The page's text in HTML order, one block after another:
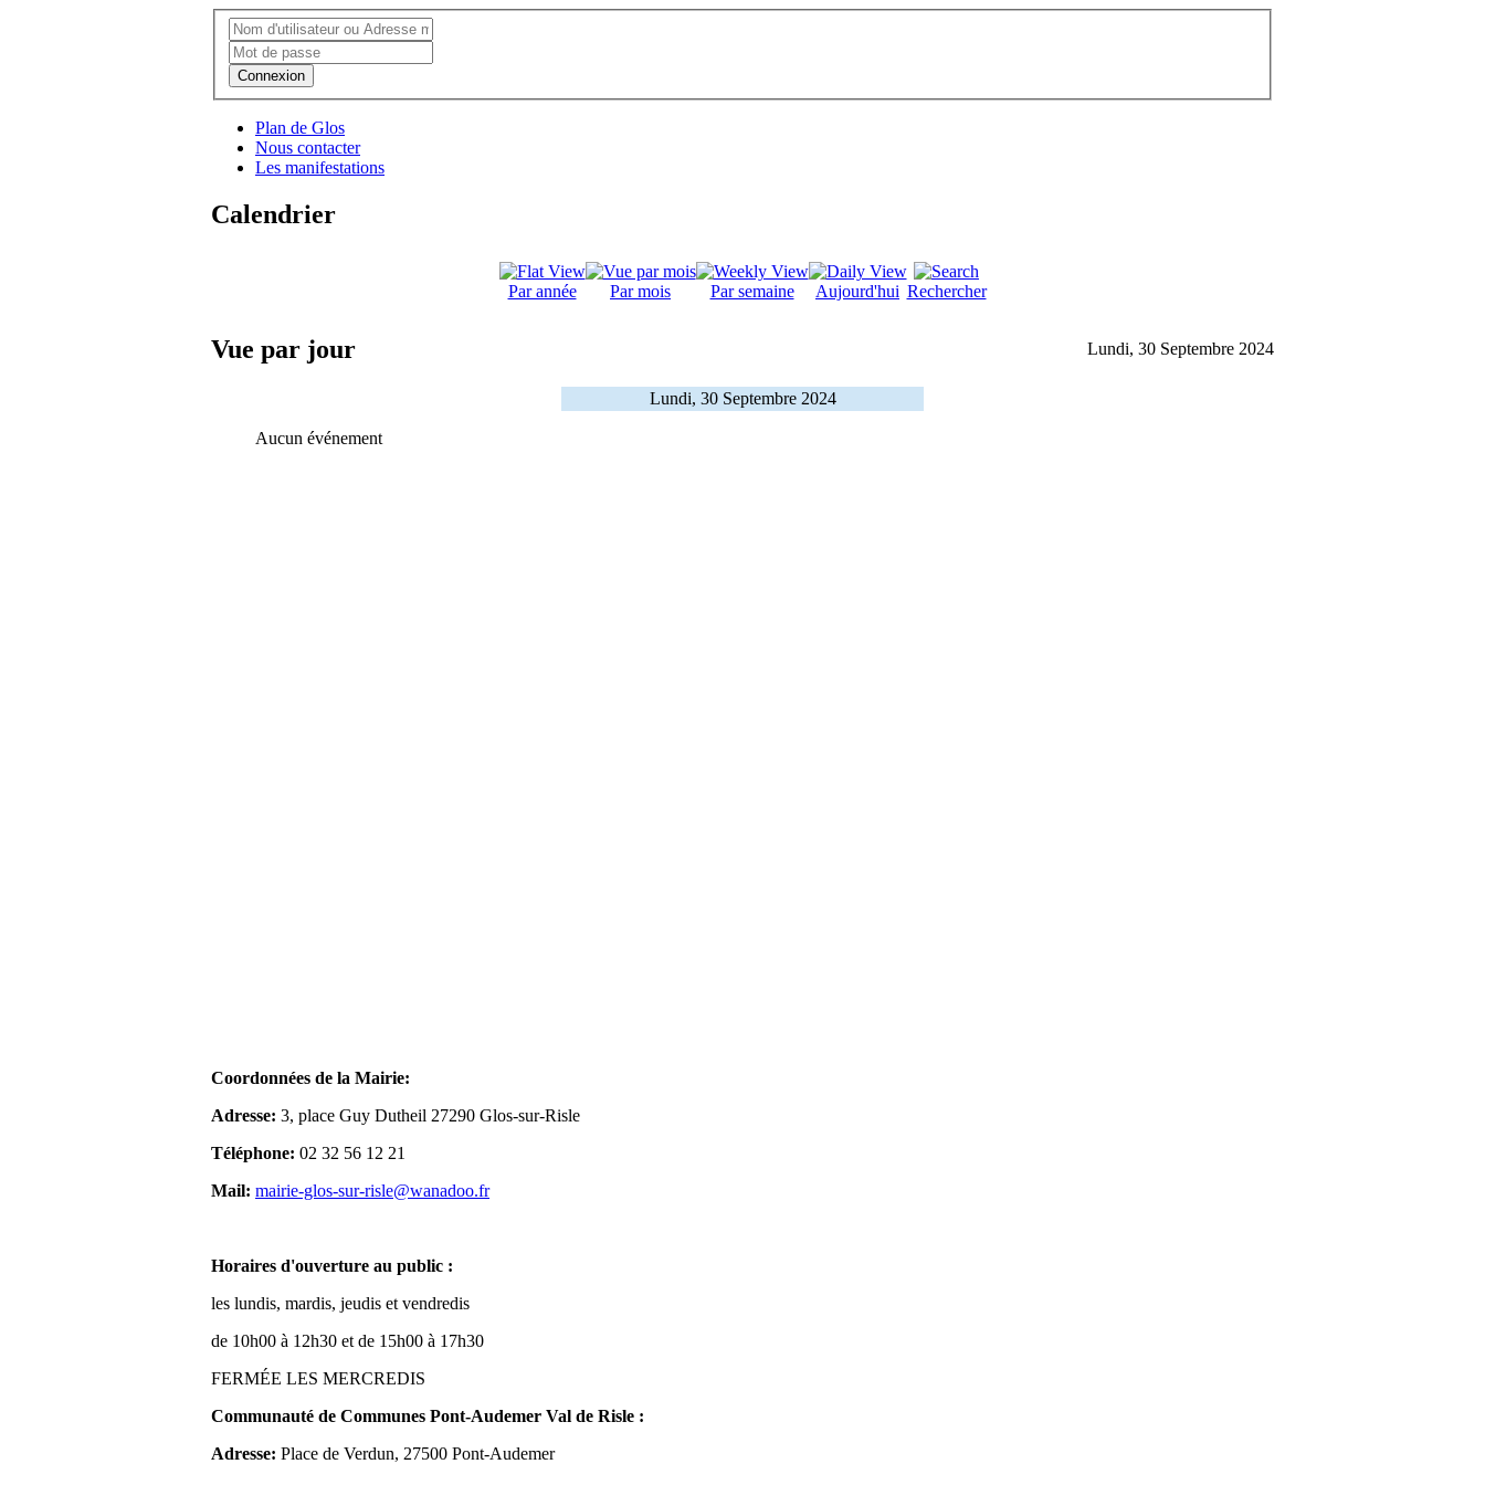
Connexion
Plan de Glos
Nous contacter
Les manifestations
Calendrier
Par année Par mois Par semaine Aujourd'hui Rechercher
Vue par jour Lundi, 30 Septembre 2024
Lundi, 30 Septembre 2024
Aucun événement
Coordonnées de la Mairie:
Adresse: 3, place Guy Dutheil 27290 Glos-sur-Risle
Téléphone: 02 32 56 12 21
Mail: mairie-glos-sur-risle@wanadoo.fr
Horaires d'ouverture au public :
les lundis, mardis, jeudis et vendredis
de 10h00 à 12h30 et de 15h00 à 17h30
FERMÉE LES MERCREDIS
Communauté de Communes Pont-Audemer Val de Risle :
Adresse: Place de Verdun, 27500 Pont-Audemer